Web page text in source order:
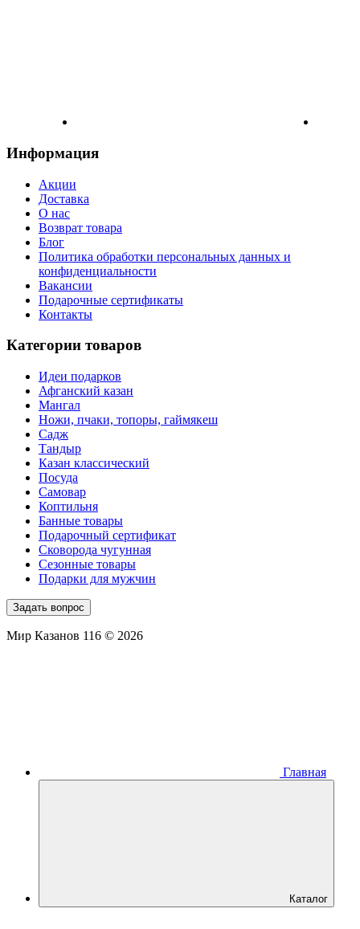
Информация
Акции
Доставка
О нас
Возврат товара
Блог
Политика обработки персональных данных и
конфиденциальности
Вакансии
Подарочные сертификаты
Контакты
Категории товаров
Идеи подарков
Афганский казан
Мангал
Ножи, пчаки, топоры, гаймякеш
Садж
Тандыр
Казан классический
Посуда
Самовар
Коптильня
Банные товары
Подарочный сертификат
Сковорода чугунная
Сезонные товары
Подарки для мужчин
Задать вопрос
Мир Казанов 116 © 2026
Главная
Каталог